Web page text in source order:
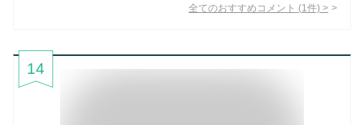
全てのおすすめコメント (1 件) >
14